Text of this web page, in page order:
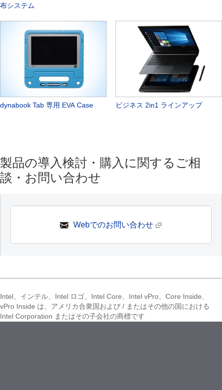
布システム
dynabook Tab 専用 EVA Case ビジネス 2in1 ラインアップ
製品の導入検討・購入に関するご相
談・お問い合わせ
Webでのお問い合わせ
Intel、インテル、Intel ロゴ、Intel Core、Intel vPro、Core Inside、
vPro Inside は、アメリカ合衆国および / またはその他の国における
Intel Corporation またはその子会社の商標です